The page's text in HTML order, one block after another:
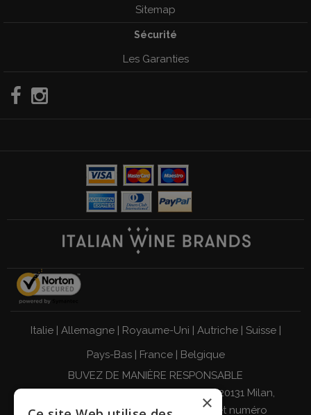
Sitemap
Sécurité
Les Garanties
Italie| Allemagne| Royaume-Uni | Autriche| Suisse|
Pays-Bas| France| Belgique
BUVEZ DE MANIÈRE RESPONSABLE
Giordano Vini S.p.A. Viale Abruzzi 94, 20131 Milan,
Italie - Code fiscal, numéro de TVA et numéro
×